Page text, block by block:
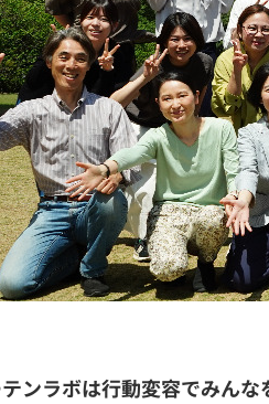
学
契
ンラボは行動変容でみんな